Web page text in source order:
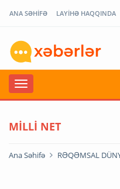
ANA SƏHİFƏ LAYİHƏ HAQQINDA
MİLLİ NET
Ana Səhifə RƏQƏMSAL